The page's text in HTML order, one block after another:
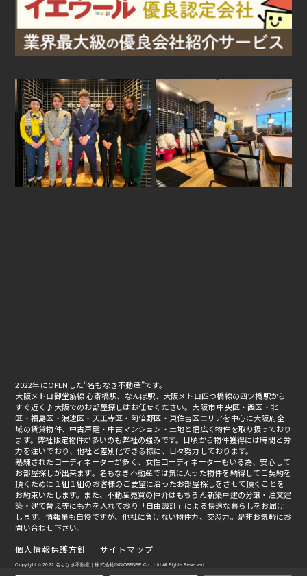
2022年にOPENした“名もなき不動産”です。
大阪メトロ御堂筋線 心斎橋駅、なんば駅、大阪メトロ四つ橋線の四ツ橋駅から
すぐ近く♪大阪でのお部屋探しはお任せください。大阪市 中央区・西区・北
区・福島区・浪速区・天王寺区・阿倍野区・東住吉区エリアを中心に大阪府全
域の賃貸物件、中古戸建・中古マンション・土地と幅広く物件を取り扱っており
ます。弊社限定物件が多いのも弊社の強みです。日頃から物件獲得には時間と労
力を注いでおり、他社と差別化できる様に、日々努力しております。
熟練されたコーディネーターが多く、女性コーディネーターもいる為、安心して
お部屋探しが出来ます。名もなき不動産では気に入った物件を納得してご契約を
頂くために１組１組のお客様のご要望に沿ったお部屋探しをさせて頂くことを
お約束いたします。また、不動産売買の仲介はもちろん新築戸建の分譲・注文建
築・建て替え等にも力を入れており「自由設計」による快適な暮らしをお届け
します。情報量も自慢ですが、他社に負けない物件力、交渉力。是非お気軽にお
問い合わせ下さい。
Copyright © 2022 名もなき不動産｜株式会社INNOSENSE Co., Ltd All Rights Reserved.
個人情報保護方針 サイトマップ